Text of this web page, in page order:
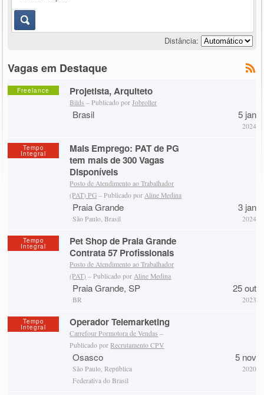
Distância:
Vagas em Destaque
Freelance Projetista, Arquiteto
Bilds – Publicado porJobroller
Brasil 5 jan
2024
Tempo
Integral
Mais Emprego: PAT de PG
tem mais de 300 Vagas
Disponíveis
Posto de Atendimento ao Trabalhador
(PAT) PG – Publicado por Aline Medina
Praia Grande
São Paulo, Brasil
3 jan
2024
Tempo
Integral
Pet Shop de Praia Grande
Contrata 57 Profissionais
Posto de Atendimento ao Trabalhador
(PAT) – Publicado por Aline Medina
Praia Grande, SP
BR
25 out
2023
Tempo
Integral Operador Telemarketing
Carrefour Pormotora de Vendas –
Publicado porRecrutamento CPV
Osasco
São Paulo, República
Federativa do Brasil
5 nov
2020